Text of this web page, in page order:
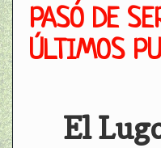
PASÓ DE
ÚLTIMOS
El